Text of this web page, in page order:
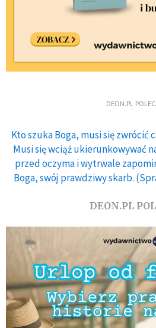
DEON.PL
Kto szuka Boga, musi się zwrócić
Musi się wciąż ukierunkowywać
przed oczyma i wytrwale
Boga, swój prawdziwy skarb.
DEON.PL